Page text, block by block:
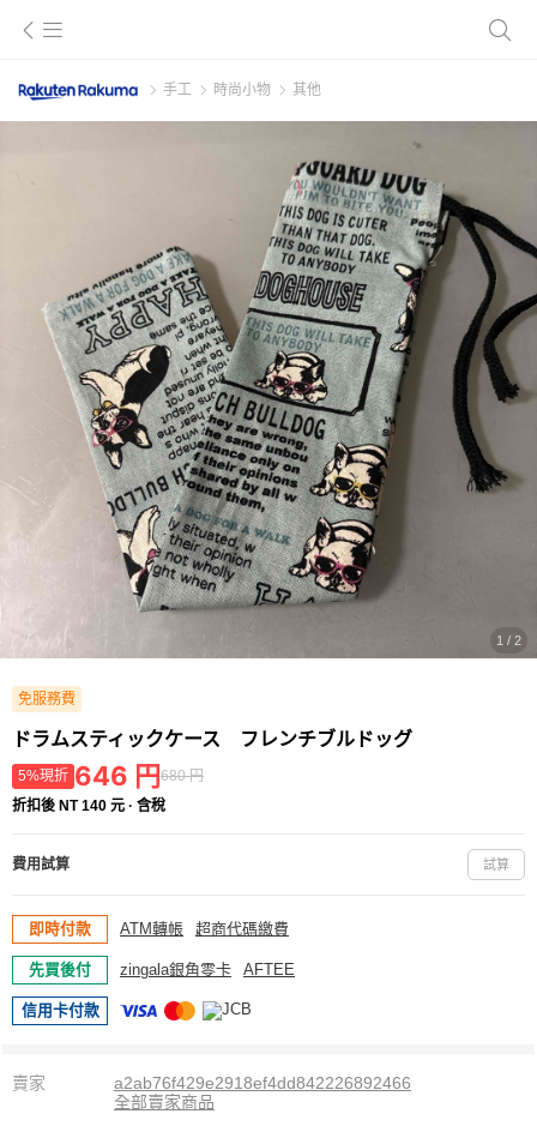
手工 時尚小物 其他
1 / 2
免服務費
ドラムスティックケース フレンチブルドッグ
5%現折 646 円 680 円
折扣後 NT 140 元 · 含稅
費用試算 試算
即時付款 ATM轉帳 超商代碼繳費
先買後付 zingala銀角零卡 AFTEE
信用卡付款
賣家
a2ab76f429e2918ef4dd842226892466
全部賣家商品